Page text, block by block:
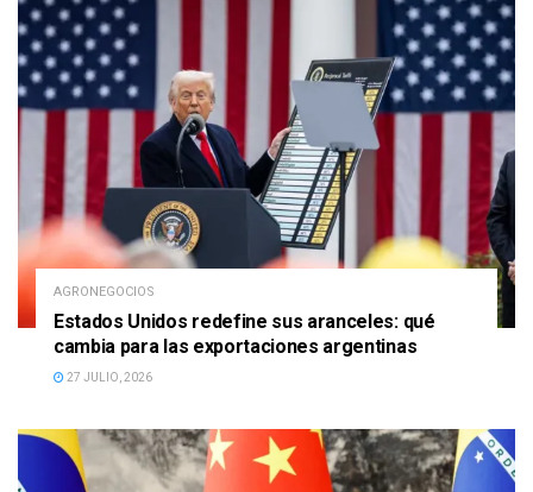
AGRONEGOCIOS
Estados Unidos redefine sus aranceles: qué
cambia para las exportaciones argentinas
27 JULIO, 2026